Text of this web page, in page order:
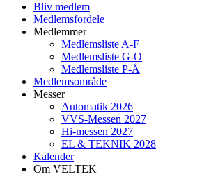
Bliv medlem
Medlemsfordele
Medlemmer
Medlemsliste A-F
Medlemsliste G-O
Medlemsliste P-Å
Medlemsområde
Messer
Automatik 2026
VVS-Messen 2027
Hi-messen 2027
EL & TEKNIK 2028
Kalender
Om VELTEK